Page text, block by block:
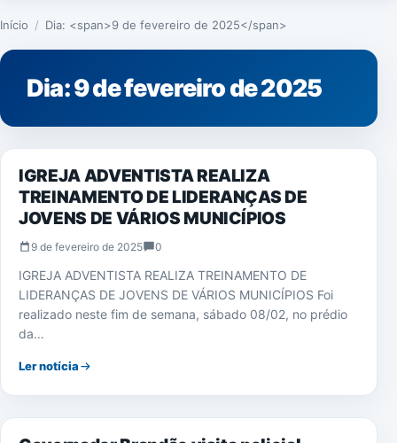
Início / Dia: <span>9 de fevereiro de 2025</span>
Dia:9 de fevereiro de 2025
NOTÍCIAS
IGREJA ADVENTISTA REALIZA
TREINAMENTO DE LIDERANÇAS DE
JOVENS DE VÁRIOS MUNICÍPIOS
9 de fevereiro de 2025 0
IGREJA ADVENTISTA REALIZA TREINAMENTO DE
LIDERANÇAS DE JOVENS DE VÁRIOS MUNICÍPIOS Foi
realizado neste fim de semana, sábado 08/02, no prédio
da…
Ler notícia
POLÍTICA